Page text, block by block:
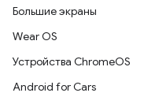
Большие экраны
Wear OS
Устройства ChromeOS
Android for Cars